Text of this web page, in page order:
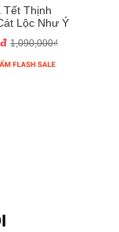
Tết Thịnh
Lộc Như Ý
1,090,000₫